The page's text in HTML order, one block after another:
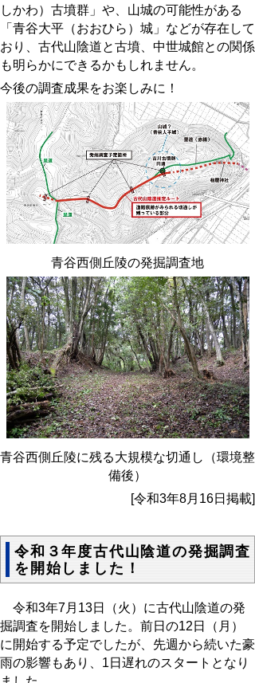
しかわ）古墳群」や、山城の可能性がある
「青谷大平（おおひら）城」などが存在して
おり、古代山陰道と古墳、中世城館との関係
も明らかにできるかもしれません。
今後の調査成果をお楽しみに！
青谷西側丘陵の発掘調査地
青谷西側丘陵に残る大規模な切通し（環境整
備後）
[令和3年8月16日掲載]
令和３年度古代山陰道の発掘調査
を開始しました！
令和3年7月13日（火）に古代山陰道の発
掘調査を開始しました。前日の12日（月）
に開始する予定でしたが、先週から続いた豪
雨の影響もあり、1日遅れのスタートとなり